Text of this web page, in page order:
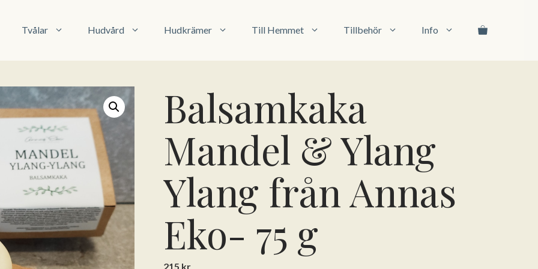
Tvålar Hudvård Hudkrämer Till Hemmet Tillbehör Info
Balsamkaka
Mandel & Ylang
Ylang från Annas
Eko- 75 g
215 kr
Ylang
mängd